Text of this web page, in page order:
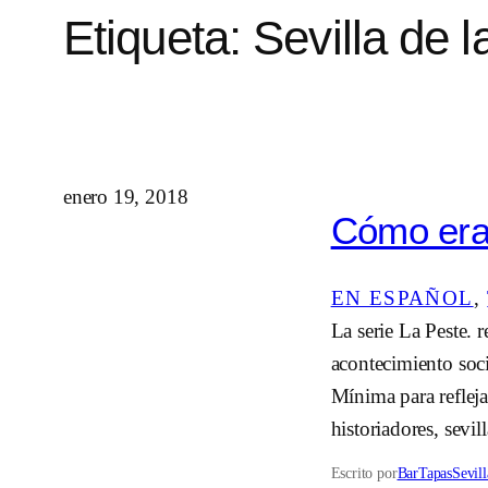
Etiqueta: Sevilla de
enero 19, 2018
Cómo
EN ESPAÑOL,
La serie La Peste.
acontecimiento
Mínima para
historiadores,
Escrito por